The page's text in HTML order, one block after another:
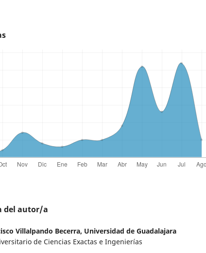
del autor/a
Villalpando Becerra, Universidad de Guadalajara
de Ciencias Exactas e Ingenierías